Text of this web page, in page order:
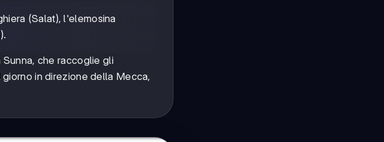
(Salat), l'elemosina
che raccoglie gli
in direzione della Mecca,